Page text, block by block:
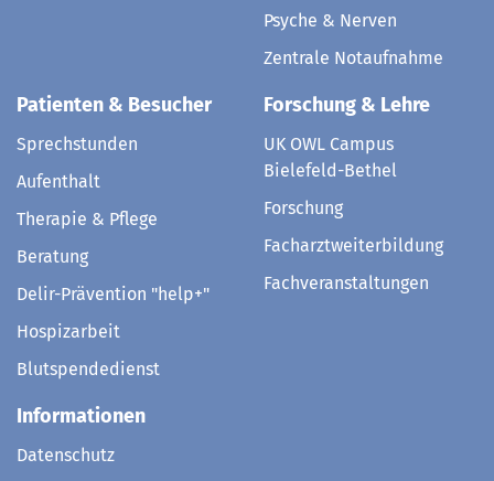
Psyche & Nerven
Zentrale Notaufnahme
Patienten & Besucher
Sprechstunden
Aufenthalt
Therapie & Pflege
Beratung
Delir-Prävention "help+"
Hospizarbeit
Blutspendedienst
Forschung & Lehre
UK OWL Campus
Bielefeld-Bethel
Forschung
Facharztweiterbildung
Fachveranstaltungen
Informationen
Datenschutz